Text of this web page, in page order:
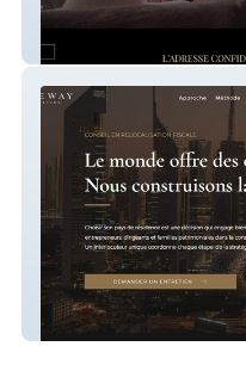
Le Spa Le Mont Anis
COREWAY